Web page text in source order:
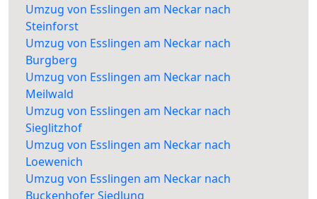
Umzug von Esslingen am Neckar nach
Steinforst
Umzug von Esslingen am Neckar nach
Burgberg
Umzug von Esslingen am Neckar nach
Meilwald
Umzug von Esslingen am Neckar nach
Sieglitzhof
Umzug von Esslingen am Neckar nach
Loewenich
Umzug von Esslingen am Neckar nach
Buckenhofer Siedlung